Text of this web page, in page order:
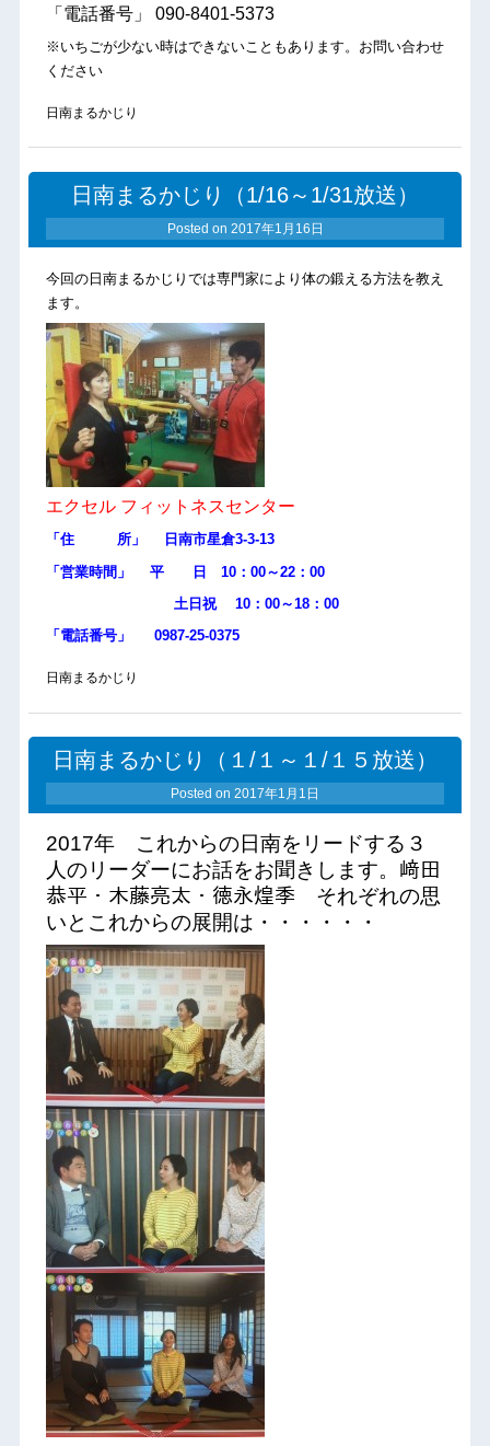
「電話番号」 090-8401-5373
※いちごが少ない時はできないこともあります。お問い合わせ
ください
日南まるかじり
日南まるかじり（1/16～1/31放送）
Posted on 2017年1月16日
今回の日南まるかじりでは専門家により体の鍛える方法を教え
ます。
エクセル フィットネスセンター
「住 所」 日南市星倉3-3-13
「営業時間」 平 日 10：00～22：00
土日祝 10：00～18：00
「電話番号」 0987-25-0375
日南まるかじり
日南まるかじり（１/１～１/１５放送）
Posted on 2017年1月1日
2017年 これからの日南をリードする３
人のリーダーにお話をお聞きします。﨑田
恭平・木藤亮太・徳永煌季 それぞれの思
いとこれからの展開は・・・・・・